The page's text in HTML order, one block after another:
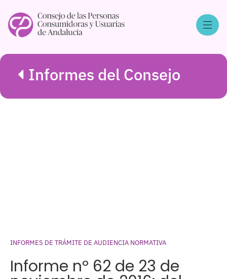
Informes del Consejo
INFORMES DE TRÁMITE DE AUDIENCIA NORMATIVA
Informe nº 62 de 23 de